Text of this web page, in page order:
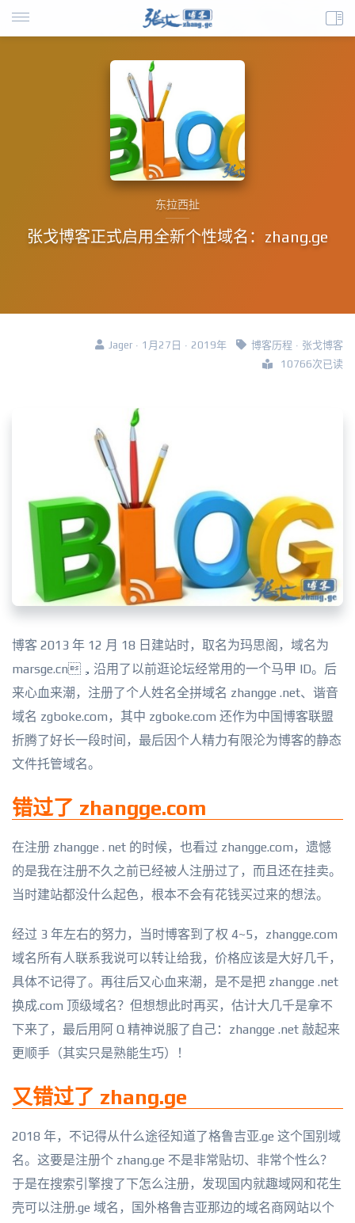
东拉西扯
张戈博客正式启用全新个性域名：zhang.ge
Jager · 1月27日 · 2019年 博客历程 · 张戈博客
10766次已读
博客 2013 年 12 月 18 日建站时，取名为玛思阁，域名为
marsge.cn，沿用了以前逛论坛经常用的一个马甲 ID。后
来心血来潮，注册了个人姓名全拼域名 zhangge .net、谐音
域名 zgboke.com，其中 zgboke.com 还作为中国博客联盟
折腾了好长一段时间，最后因个人精力有限沦为博客的静态
文件托管域名。
错过了 zhangge.com
在注册 zhangge . net 的时候，也看过 zhangge.com，遗憾
的是我在注册不久之前已经被人注册过了，而且还在挂卖。
当时建站都没什么起色，根本不会有花钱买过来的想法。
经过 3 年左右的努力，当时博客到了权 4~5，zhangge.com
域名所有人联系我说可以转让给我，价格应该是大好几千，
具体不记得了。再往后又心血来潮，是不是把 zhangge .net
换成.com 顶级域名？但想想此时再买，估计大几千是拿不
下来了，最后用阿 Q 精神说服了自己：zhangge .net 敲起来
更顺手（其实只是熟能生巧）！
又错过了 zhang.ge
2018 年，不记得从什么途径知道了格鲁吉亚.ge 这个国别域
名。这要是注册个 zhang.ge 不是非常贴切、非常个性么？
于是在搜索引擎搜了下怎么注册，发现国内就趣域网和花生
壳可以注册.ge 域名，国外格鲁吉亚那边的域名商网站以个